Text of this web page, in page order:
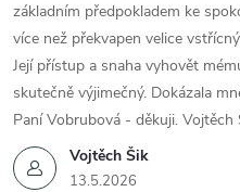
Vojtěch Šik
13.5.2026
základním předpokladem ke
více než překvapen velice
Její přístup a snaha vyhovět
skutečně výjimečný. Dokázala
Paní Vobrubová - děkuji. Vojtěch